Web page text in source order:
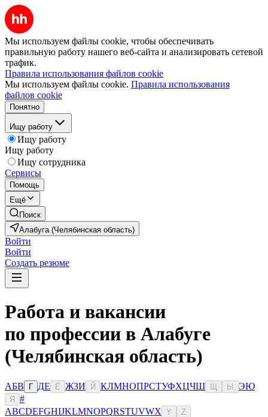
Мы используем файлы cookie, чтобы обеспечивать
правильную работу нашего веб-сайта и анализировать сетевой
трафик.
Правила использования файлов cookie
Мы используем файлы cookie. Правила использования
файлов cookie
Понятно
Ищу работу
Ищу работу
Ищу работу
Ищу сотрудника
Сервисы
Помощь
Ещё
Поиск
Алабуга (Челябинская область)
Войти
Войти
Создать резюме
Работа и вакансии
по профессии в Алабуге
(Челябинская область)
АБВ Г ДЕ Ё ЖЗИ Й КЛМНОПРСТУФХЦЧШ Ы ЭЮ
Я
#
ABCDEFGHIJKLMNOPQRSTUVWX Y Z